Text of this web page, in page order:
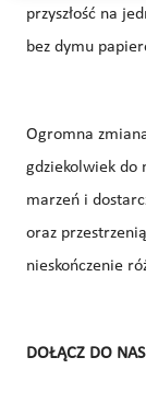
przyszłość na
bez dymu
Ogromna
gdziekolwiek do
marzeń i
oraz
nieskończenie
DOŁĄCZ DO